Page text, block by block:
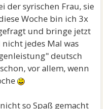
der syrischen Frau, sie
Woche bin ich 3x
und bringe jetzt
jedes Mal was
deutsch
vor allem, wenn
so Spaß gemacht